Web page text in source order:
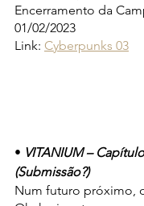
Encerramento da
01/02/2023
Link: Cyberpunks 03
• VITANIUM –
(Submissão?)
Num futuro próximo,